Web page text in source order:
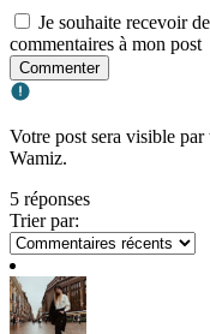
Je souhaite recevoir
commentaires à mon post
Commenter
Votre post sera visible
Wamiz.
5 réponses
Trier par: